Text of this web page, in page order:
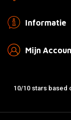
Informatie
Mijn
10/10 stars based